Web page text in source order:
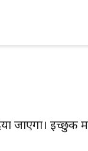
जाएगा। इच्छुक